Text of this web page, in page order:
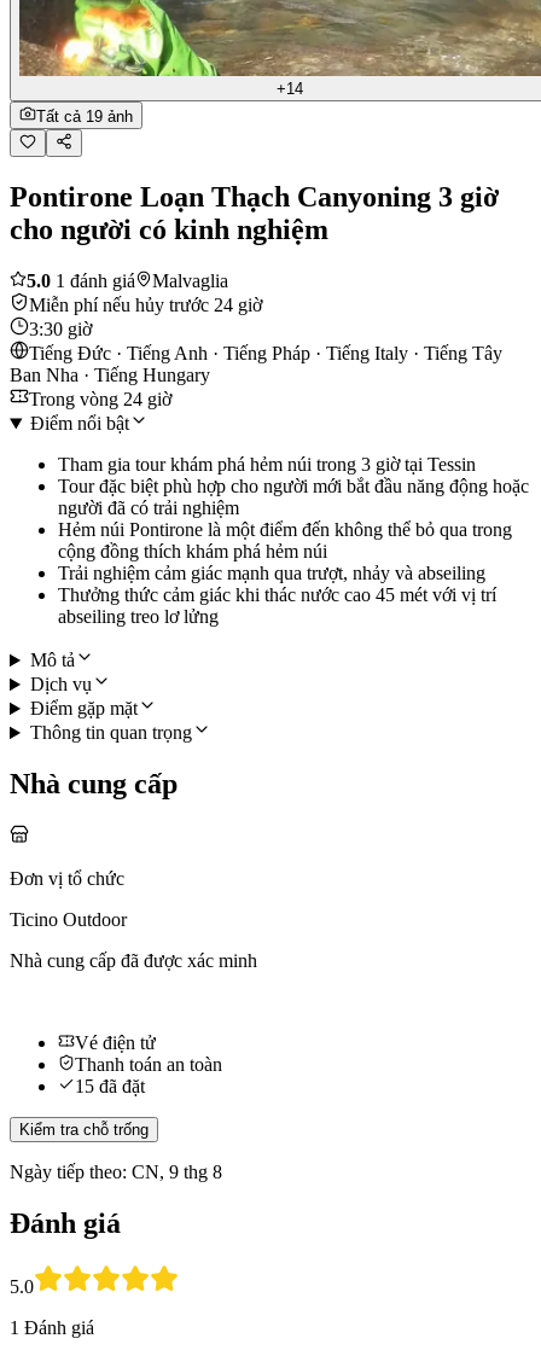
+14
Tất cả 19 ảnh
Pontirone Loạn Thạch Canyoning 3 giờ
cho người có kinh nghiệm
5.0 1 đánh giá
Malvaglia
Miễn phí nếu hủy trước 24 giờ
3:30 giờ
Tiếng Đức · Tiếng Anh · Tiếng Pháp · Tiếng Italy · Tiếng Tây
Ban Nha · Tiếng Hungary
Trong vòng 24 giờ
Điểm nổi bật
Tham gia tour khám phá hẻm núi trong 3 giờ tại Tessin
Tour đặc biệt phù hợp cho người mới bắt đầu năng động hoặc
người đã có trải nghiệm
Hẻm núi Pontirone là một điểm đến không thể bỏ qua trong
cộng đồng thích khám phá hẻm núi
Trải nghiệm cảm giác mạnh qua trượt, nhảy và abseiling
Thưởng thức cảm giác khi thác nước cao 45 mét với vị trí
abseiling treo lơ lửng
Mô tả
Dịch vụ
Điểm gặp mặt
Thông tin quan trọng
Nhà cung cấp
Đơn vị tổ chức
Ticino Outdoor
Nhà cung cấp đã được xác minh
Vé điện tử
Thanh toán an toàn
15 đã đặt
Kiểm tra chỗ trống
Ngày tiếp theo: CN, 9 thg 8
Đánh giá
5.0
1 Đánh giá